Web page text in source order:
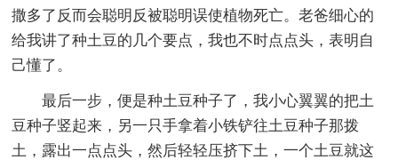
撒多了反而会聪明反被聪明误使植物死亡。老爸细心的
给我讲了种土豆的几个要点，我也不时点点头，表明自
己懂了。
最后一步，便是种土豆种子了，我小心翼翼的把土
豆种子竖起来，另一只手拿着小铁铲往土豆种子那拨
土，露出一点点头，然后轻轻压挤下土，一个土豆就这